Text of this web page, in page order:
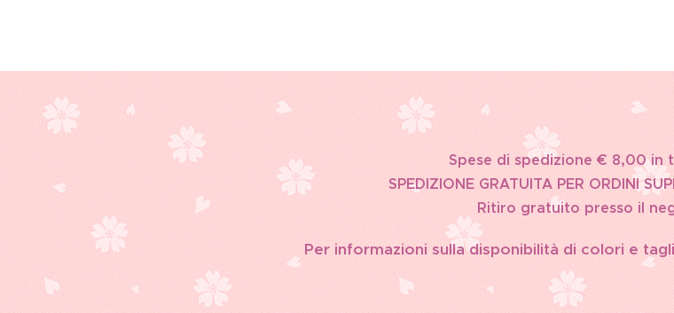
Spese di spedizione € 8,00 in
SPEDIZIONE GRATUITA PER ORDINI
Ritiro gratuito presso il
Per informazioni sulla disponibilità di colori e